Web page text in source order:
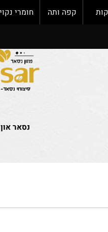
קפה ותה חומרי נקוי
נסאר און